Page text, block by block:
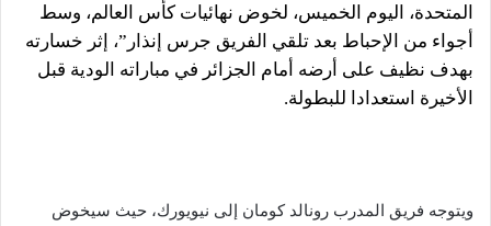
المتحدة، اليوم الخميس، لخوض نهائيات كأس العالم، وسط
أجواء من الإحباط بعد تلقي الفريق جرس إنذار”، إثر خسارته
بهدف نظيف على أرضه أمام الجزائر في مباراته الودية قبل
الأخيرة استعدادا للبطولة.
ويتوجه فريق المدرب رونالد كومان إلى نيويورك، حيث سيخوض